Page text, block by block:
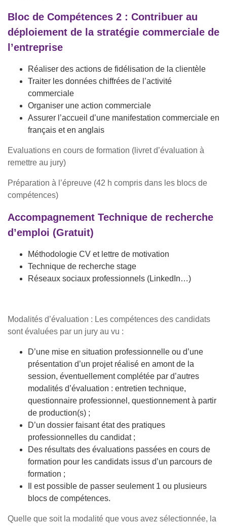
Bloc de Compétences 2 : Contribuer au
déploiement de la stratégie commerciale de
l’entreprise
Réaliser des actions de fidélisation de la clientèle
Traiter les données chiffrées de l’activité
commerciale
Organiser une action commerciale
Assurer l’accueil d’une manifestation commerciale en
français et en anglais
Evaluations en cours de formation (livret d’évaluation à
remettre au jury)
Préparation à l’épreuve (42 h compris dans les blocs de
compétences)
Accompagnement Technique de recherche
d’emploi (Gratuit)
Méthodologie CV et lettre de motivation
Technique de recherche stage
Réseaux sociaux professionnels (LinkedIn…)
Modalités d’évaluation : Les compétences des candidats
sont évaluées par un jury au vu :
D’une mise en situation professionnelle ou d’une
présentation d’un projet réalisé en amont de la
session, éventuellement complétée par d’autres
modalités d’évaluation : entretien technique,
questionnaire professionnel, questionnement à partir
de production(s) ;
D’un dossier faisant état des pratiques
professionnelles du candidat ;
Des résultats des évaluations passées en cours de
formation pour les candidats issus d’un parcours de
formation ;
Il est possible de passer seulement 1 ou plusieurs
blocs de compétences.
Quelle que soit la modalité que vous avez sélectionnée, la